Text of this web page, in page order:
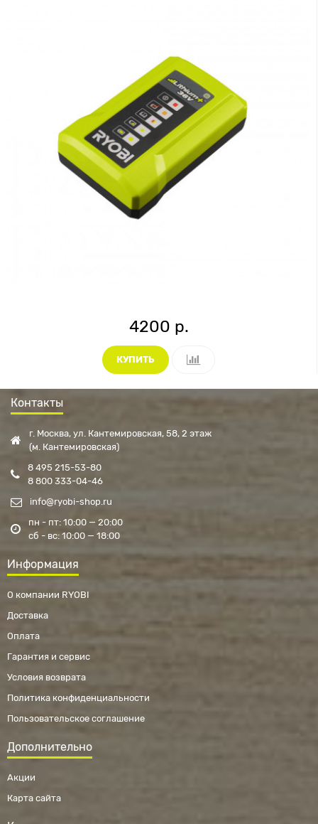
4200 р.
КУПИТЬ
Контакты
г. Москва, ул. Кантемировская, 58, 2 этаж
(м. Кантемировская)
8 495 215-53-80
8 800 333-04-46
info@ryobi-shop.ru
пн - пт: 10:00 — 20:00
сб - вс: 10:00 — 18:00
Информация
О компании RYOBI
Доставка
Оплата
Гарантия и сервис
Условия возврата
Политика конфиденциальности
Пользовательское соглашение
Дополнительно
Акции
Карта сайта